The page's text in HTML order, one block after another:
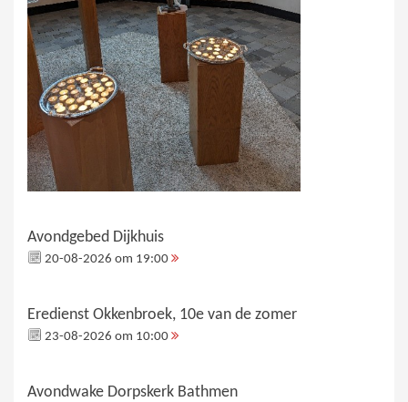
Avondgebed Dijkhuis
20-08-2026 om 19:00
Eredienst Okkenbroek, 10e van de zomer
23-08-2026 om 10:00
Avondwake Dorpskerk Bathmen